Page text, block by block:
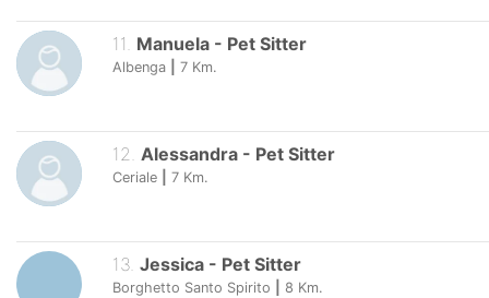
11 Manuela - Pet Sitter
Albenga 7 Km.
12 Alessandra - Pet Sitter
Ceriale 7 Km.
13. Jessica - Pet Sitter
Borghetto Santo Spirito 8 Km.